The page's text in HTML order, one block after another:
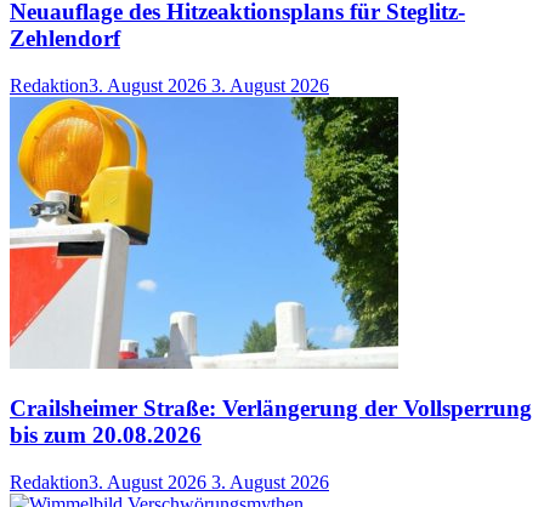
Neuauflage des Hitzeaktionsplans für Steglitz-
Zehlendorf
Redaktion3. August 2026 3. August 2026
Crailsheimer Straße: Verlängerung der Vollsperrung
bis zum 20.08.2026
Redaktion3. August 2026 3. August 2026